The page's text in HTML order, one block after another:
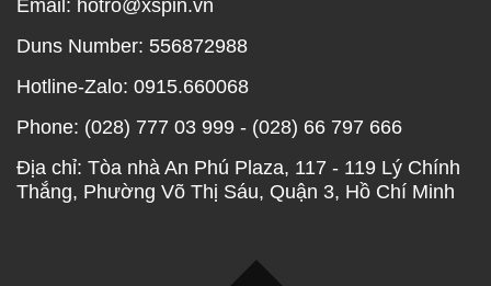
Email: hotro@xspin.vn
Duns Number: 556872988
Hotline-Zalo: 0915.660068
Phone: (028) 777 03 999 - (028) 66 797 666
Địa chỉ: Tòa nhà An Phú Plaza, 117 - 119 Lý Chính
Thắng, Phường Võ Thị Sáu, Quận 3, Hồ Chí Minh